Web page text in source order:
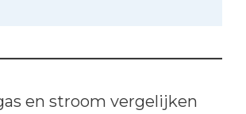
en stroom vergelijken